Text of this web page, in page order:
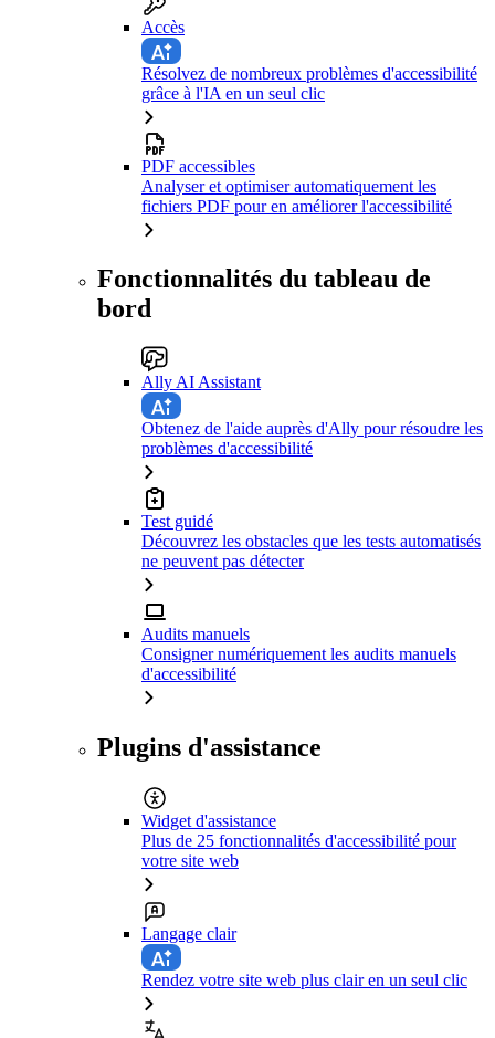
Accès
Résolvez de nombreux problèmes d'accessibilité
grâce à l'IA en un seul clic
PDF accessibles
Analyser et optimiser automatiquement les
fichiers PDF pour en améliorer l'accessibilité
Fonctionnalités du tableau de
bord
Ally AI Assistant
Obtenez de l'aide auprès d'Ally pour résoudre les
problèmes d'accessibilité
Test guidé
Découvrez les obstacles que les tests automatisés
ne peuvent pas détecter
Audits manuels
Consigner numériquement les audits manuels
d'accessibilité
Plugins d'assistance
Widget d'assistance
Plus de 25 fonctionnalités d'accessibilité pour
votre site web
Langage clair
Rendez votre site web plus clair en un seul clic